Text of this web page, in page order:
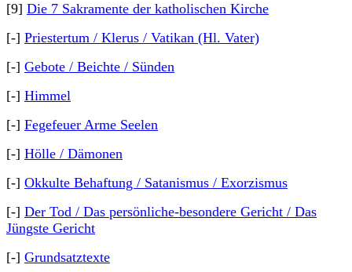
[9] Die 7 Sakramente der katholischen Kirche
[-] Priestertum / Klerus / Vatikan (Hl. Vater)
[-] Gebote / Beichte / Sünden
[-] Himmel
[-] Fegefeuer Arme Seelen
[-] Hölle / Dämonen
[-] Okkulte Behaftung / Satanismus / Exorzismus
[-] Der Tod / Das persönliche-besondere Gericht / Das
Jüngste Gericht
[-] Grundsatztexte